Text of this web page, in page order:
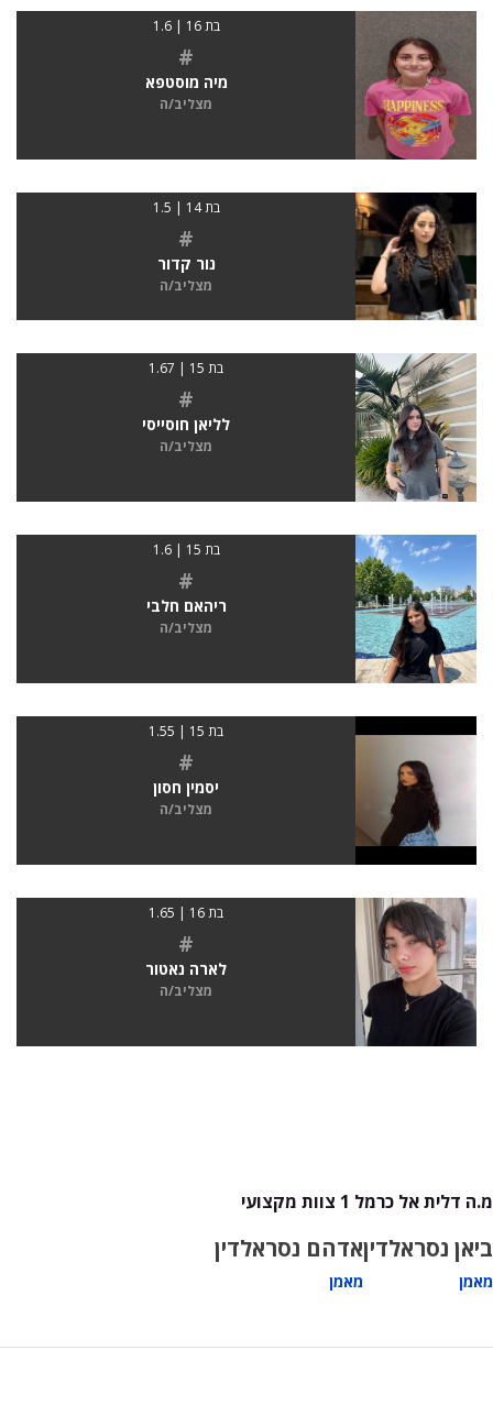
בת 16 | 1.6
#
מיה מוסטפא
מצליב/ה
בת 14 | 1.5
#
נור קדור
מצליב/ה
בת 15 | 1.67
#
לליאן חוסייסי
מצליב/ה
בת 15 | 1.6
#
ריהאם חלבי
מצליב/ה
בת 15 | 1.55
#
יסמין חסון
מצליב/ה
בת 16 | 1.65
#
לארה נאטור
מצליב/ה
מ.ה דלית אל כרמל 1 צוות מקצועי
ביאן נסראלדין
מאמן
אדהם נסראלדין
מאמן